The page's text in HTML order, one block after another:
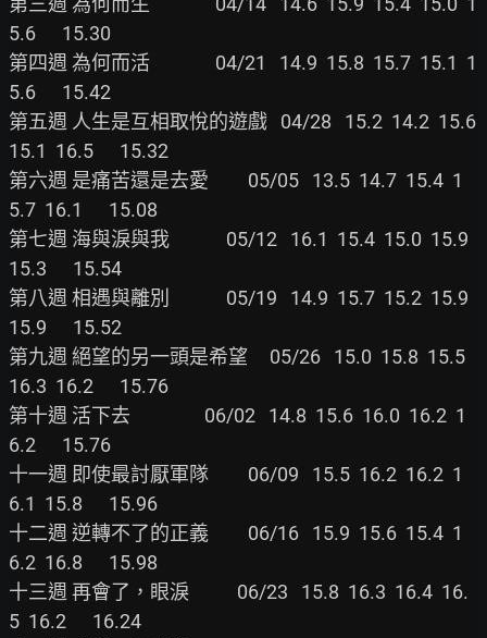
5.6      15.30
第四週 為何而活               04/21   14.9  15.8  15.7  15.1  1
5.6      15.42
第五週 人生是互相取悅的遊戲   04/28   15.2  14.2  15.6
15.1  16.5      15.32
第六週 是痛苦還是去愛         05/05   13.5  14.7  15.4  1
5.7  16.1      15.08
第七週 海與淚與我             05/12   16.1  15.4  15.0  15.9
15.3      15.54
第八週 相遇與離別             05/19   14.9  15.7  15.2  15.9
15.9      15.52
第九週 絕望的另一頭是希望     05/26   15.0  15.8  15.5
16.3  16.2      15.76
第十週 活下去                 06/02   14.8  15.6  16.0  16.2  1
6.2      15.76
十一週 即使最討厭軍隊         06/09   15.5  16.2  16.2  1
6.1  15.8      15.96
十二週 逆轉不了的正義         06/16   15.9  15.6  15.4  1
6.2  16.8      15.98
十三週 再會了，眼淚           06/23   15.8  16.3  16.4  16.
5  16.2      16.24